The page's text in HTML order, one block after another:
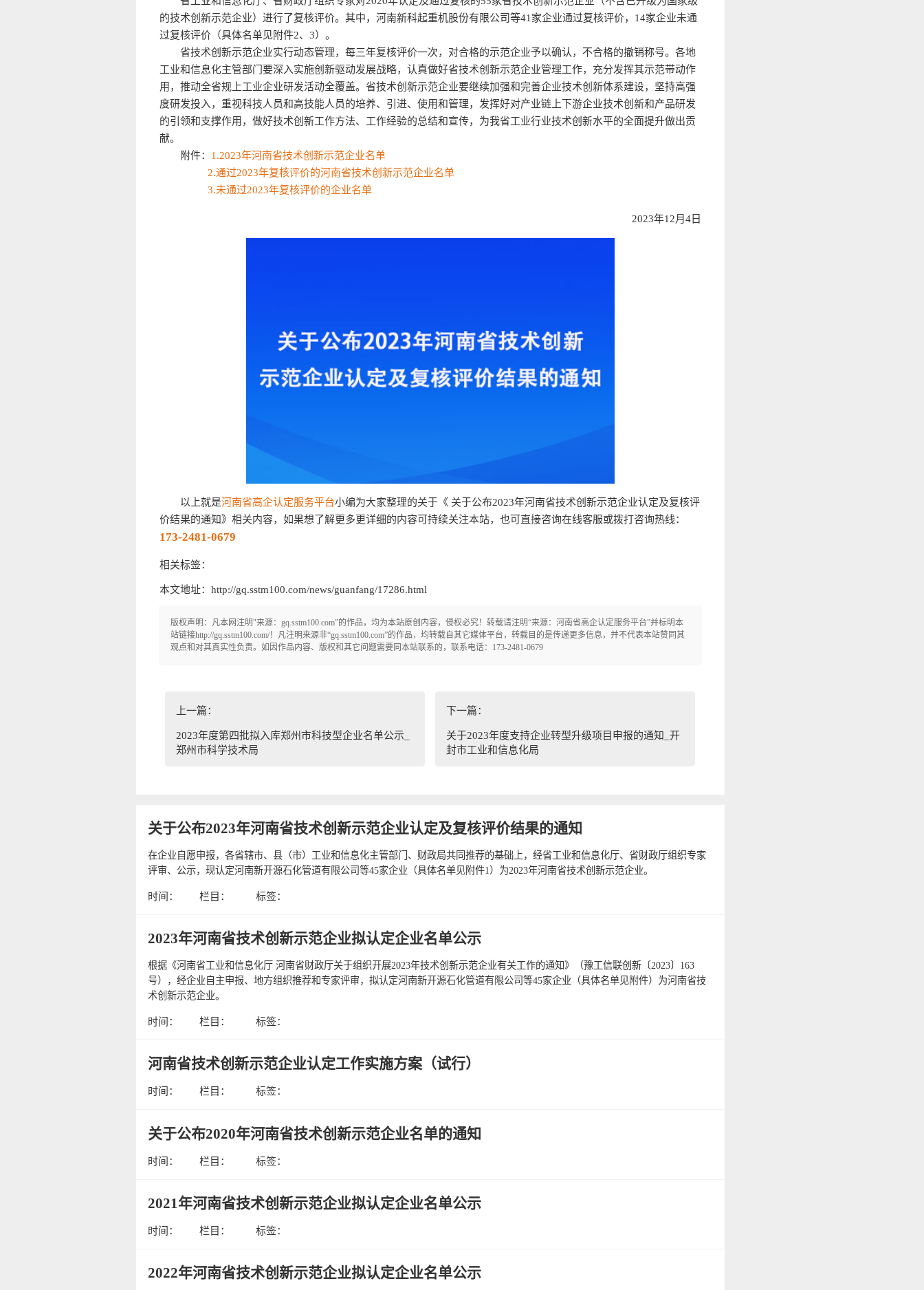
的技术创新示范企业）进行了复核评价。其中，河南新科起重机股份有限公司等41家企业通过复核评价，14家企业未通
过复核评价（具体名单见附件2、3）。
省技术创新示范企业实行动态管理，每三年复核评价一次，对合格的示范企业予以确认，不合格的撤销称号。各地
工业和信息化主管部门要深入实施创新驱动发展战略，认真做好省技术创新示范企业管理工作，充分发挥其示范带动作
用，推动全省规上工业企业研发活动全覆盖。省技术创新示范企业要继续加强和完善企业技术创新体系建设，坚持高强
度研发投入，重视科技人员和高技能人员的培养、引进、使用和管理，发挥好对产业链上下游企业技术创新和产品研发
的引领和支撑作用，做好技术创新工作方法、工作经验的总结和宣传，为我省工业行业技术创新水平的全面提升做出贡
献。
附件： 1.2023年河南省技术创新示范企业名单
2.通过2023年复核评价的河南省技术创新示范企业名单
3.未通过2023年复核评价的企业名单
2023年12月4日
以上就是河南省高企认定服务平台小编为大家整理的关于《 关于公布2023年河南省技术创新示范企业认定及复核评
价结果的通知》相关内容，如果想了解更多更详细的内容可持续关注本站，也可直接咨询在线客服或拨打咨询热线：
173-2481-0679
相关标签：
本文地址：http://gq.sstm100.com/news/guanfang/17286.html
版权声明：凡本网注明"来源：gq.sstm100.com”的作品，均为本站原创内容，侵权必究！转载请注明“来源：河南省高企认定服务平台”并标明本
站链接http://gq.sstm100.com/！凡注明来源非“gq.sstm100.com”的作品，均转载自其它媒体平台，转载目的是传递更多信息，并不代表本站赞同其
观点和对其真实性负责。如因作品内容、版权和其它问题需要同本站联系的，联系电话：173-2481-0679
上一篇：
2023年度第四批拟入库郑州市科技型企业名单公示_
郑州市科学技术局
下一篇：
关于2023年度支持企业转型升级项目申报的通知_开
封市工业和信息化局
关于公布2023年河南省技术创新示范企业认定及复核评价结果的通知
在企业自愿申报，各省辖市、县（市）工业和信息化主管部门、财政局共同推荐的基础上，经省工业和信息化厅、省财政厅组织专家
评审、公示，现认定河南新开源石化管道有限公司等45家企业（具体名单见附件1）为2023年河南省技术创新示范企业。
时间： 栏目： 标签：
2023年河南省技术创新示范企业拟认定企业名单公示
根据《河南省工业和信息化厅 河南省财政厅关于组织开展2023年技术创新示范企业有关工作的通知》（豫工信联创新〔2023〕163
号），经企业自主申报、地方组织推荐和专家评审，拟认定河南新开源石化管道有限公司等45家企业（具体名单见附件）为河南省技
术创新示范企业。
时间： 栏目： 标签：
河南省技术创新示范企业认定工作实施方案（试行）
时间： 栏目： 标签：
关于公布2020年河南省技术创新示范企业名单的通知
时间： 栏目： 标签：
2021年河南省技术创新示范企业拟认定企业名单公示
时间： 栏目： 标签：
2022年河南省技术创新示范企业拟认定企业名单公示